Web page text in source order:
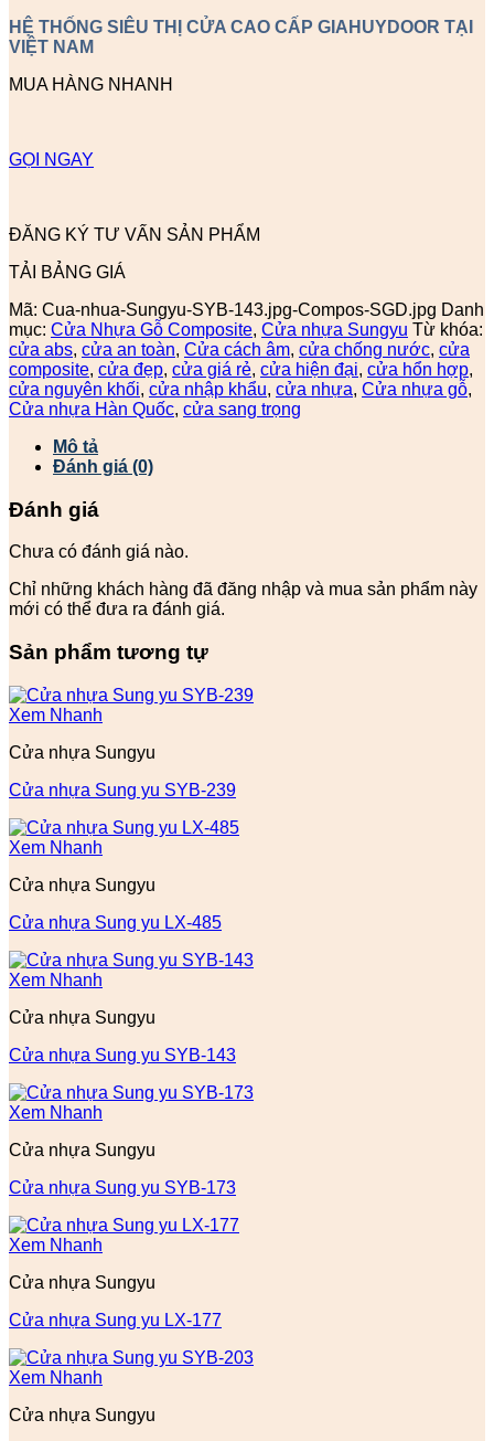
HỆ THỐNG SIÊU THỊ CỬA CAO CẤP GIAHUYDOOR TẠI
VIỆT NAM
MUA HÀNG NHANH
GỌI NGAY
ĐĂNG KÝ TƯ VẤN SẢN PHẨM
TẢI BẢNG GIÁ
Mã: Cua-nhua-Sungyu-SYB-143.jpg-Compos-SGD.jpg Danh
mục: Cửa Nhựa Gỗ Composite, Cửa nhựa Sungyu Từ khóa:
cửa abs, cửa an toàn, Cửa cách âm, cửa chống nước, cửa
composite, cửa đẹp, cửa giá rẻ, cửa hiện đại, cửa hổn hợp,
cửa nguyên khối, cửa nhập khẩu, cửa nhựa, Cửa nhựa gỗ,
Cửa nhựa Hàn Quốc, cửa sang trọng
Mô tả
Đánh giá (0)
Đánh giá
Chưa có đánh giá nào.
Chỉ những khách hàng đã đăng nhập và mua sản phẩm này
mới có thể đưa ra đánh giá.
Sản phẩm tương tự
Xem Nhanh
Cửa nhựa Sungyu
Cửa nhựa Sung yu SYB-239
Xem Nhanh
Cửa nhựa Sungyu
Cửa nhựa Sung yu LX-485
Xem Nhanh
Cửa nhựa Sungyu
Cửa nhựa Sung yu SYB-143
Xem Nhanh
Cửa nhựa Sungyu
Cửa nhựa Sung yu SYB-173
Xem Nhanh
Cửa nhựa Sungyu
Cửa nhựa Sung yu LX-177
Xem Nhanh
Cửa nhựa Sungyu